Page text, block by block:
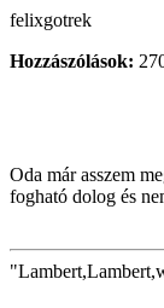
felixgotrek
Hozzászólások:
Oda már asszem
fogható dolog és